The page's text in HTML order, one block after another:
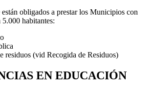
obligados a prestar los Municipios con
habitantes:
residuos (vid Recogida de Residuos)
EN EDUCACIÓN